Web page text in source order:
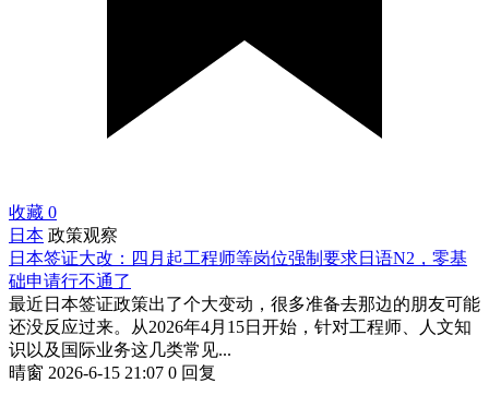
收藏 0
日本 政策观察
日本签证大改：四月起工程师等岗位强制要求日语N2，零基
础申请行不通了
最近日本签证政策出了个大变动，很多准备去那边的朋友可能
还没反应过来。从2026年4月15日开始，针对工程师、人文知
识以及国际业务这几类常见...
晴窗 2026-6-15 21:07 0 回复